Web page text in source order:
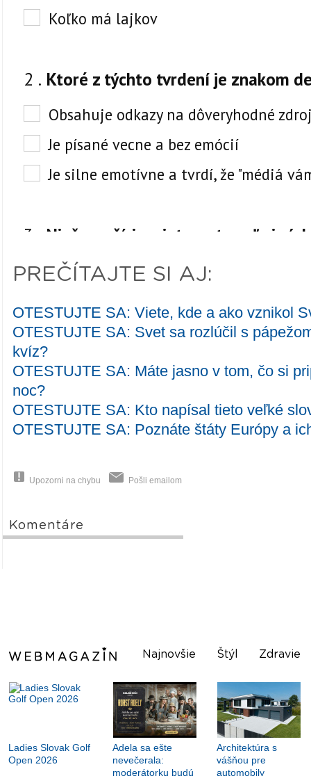
PREČÍTAJTE SI AJ:
OTESTUJTE SA: Viete, kde a ako vznikol
OTESTUJTE SA: Svet sa rozlúčil s
kvíz?
OTESTUJTE SA: Máte jasno v tom, čo si
noc?
OTESTUJTE SA: Kto napísal tieto veľké
OTESTUJTE SA: Poznáte štáty Európy a
Upozorni na chybu Pošli emailom
Komentáre
Najnovšie Štýl Zdravie
Ladies Slovak Golf
Open 2026
Adela sa ešte
nevečerala:
moderátorku budú
Architektúra s
vášňou pre
automobily